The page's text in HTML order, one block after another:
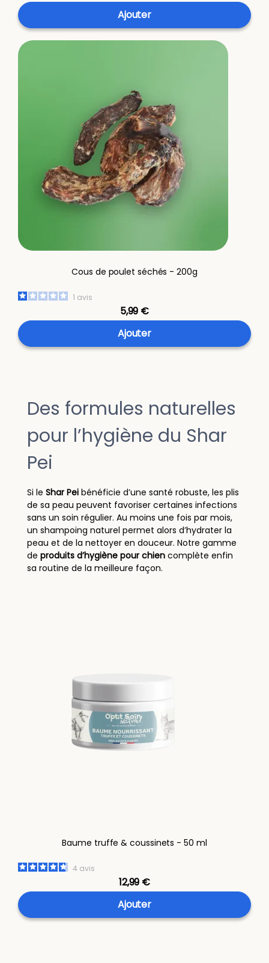
Ajouter
Cous de poulet séchés - 200g
1 avis
5,99 €
Ajouter
Des formules naturelles
pour l’hygiène du Shar
Pei
Si le Shar Pei bénéficie d’une santé robuste, les plis
de sa peau peuvent favoriser certaines infections
sans un soin régulier. Au moins une fois par mois,
un shampoing naturel permet alors d’hydrater la
peau et de la nettoyer en douceur. Notre gamme
de produits d’hygiène pour chien complète enfin
sa routine de la meilleure façon.
Baume truffe & coussinets - 50 ml
4 avis
12,99 €
Ajouter